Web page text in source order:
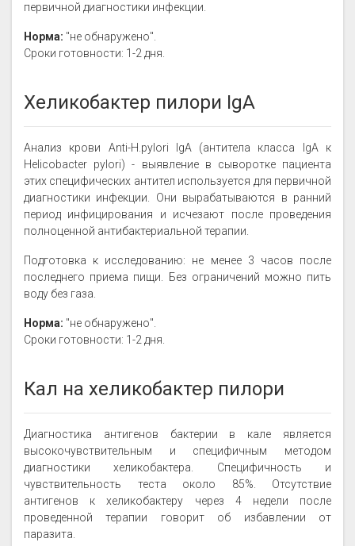
первичной диагностики инфекции.
Норма: "не обнаружено".
Сроки готовности: 1-2 дня.
Хеликобактер пилори IgA
Анализ крови Anti-H.pylori IgA (антитела класса IgA к
Helicobacter pylori) - выявление в сыворотке пациента
этих специфических антител используется для первичной
диагностики инфекции. Они вырабатываются в ранний
период инфицирования и исчезают после проведения
полноценной антибактериальной терапии.
Подготовка к исследованию: не менее 3 часов после
последнего приема пищи. Без ограничений можно пить
воду без газа.
Норма: "не обнаружено".
Сроки готовности: 1-2 дня.
Кал на хеликобактер пилори
Диагностика антигенов бактерии в кале является
высокочувствительным и специфичным методом
диагностики хеликобактера. Специфичность и
чувствительность теста около 85%. Отсутствие
антигенов к хеликобактеру через 4 недели после
проведенной терапии говорит об избавлении от
паразита.